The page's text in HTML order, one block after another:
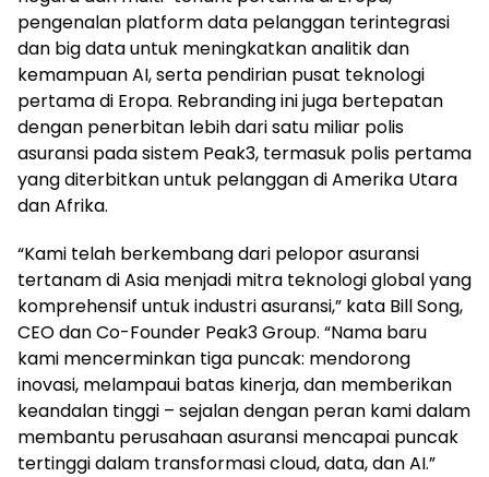
pengenalan platform data pelanggan terintegrasi
dan big data untuk meningkatkan analitik dan
kemampuan AI, serta pendirian pusat teknologi
pertama di Eropa. Rebranding ini juga bertepatan
dengan penerbitan lebih dari satu miliar polis
asuransi pada sistem Peak3, termasuk polis pertama
yang diterbitkan untuk pelanggan di Amerika Utara
dan Afrika.
“Kami telah berkembang dari pelopor asuransi
tertanam di Asia menjadi mitra teknologi global yang
komprehensif untuk industri asuransi,” kata Bill Song,
CEO dan Co-Founder Peak3 Group. “Nama baru
kami mencerminkan tiga puncak: mendorong
inovasi, melampaui batas kinerja, dan memberikan
keandalan tinggi – sejalan dengan peran kami dalam
membantu perusahaan asuransi mencapai puncak
tertinggi dalam transformasi cloud, data, dan AI.”